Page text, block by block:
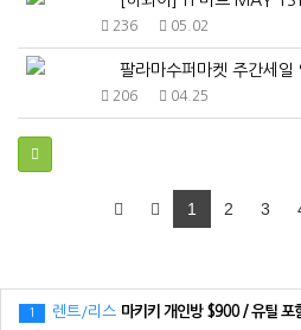
236 05.02
팔라마수퍼마켓 주간세
206 04.25
1 2 3
1 렌트/리스 마키키 개인방 $900 / 유틸 포